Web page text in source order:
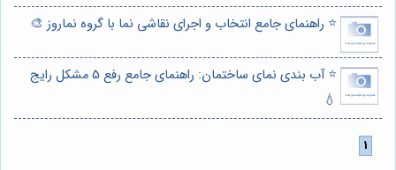
⭐️ راهنمای جامع انتخاب و اجرای نقاشی نما با گروه نماروز 🎨
⭐️ آب بندی نمای ساختمان: راهنمای جامع رفع 5 مشکل رایج
💧